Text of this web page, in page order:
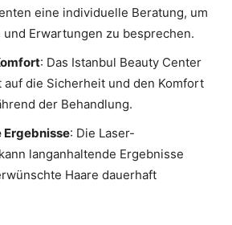
eine individuelle Beratung, um
Erwartungen zu besprechen.
: Das Istanbul Beauty Center
auf die Sicherheit und den Komfort
der Behandlung.
Ergebnisse: Die Laser-
langanhaltende Ergebnisse
Haare dauerhaft